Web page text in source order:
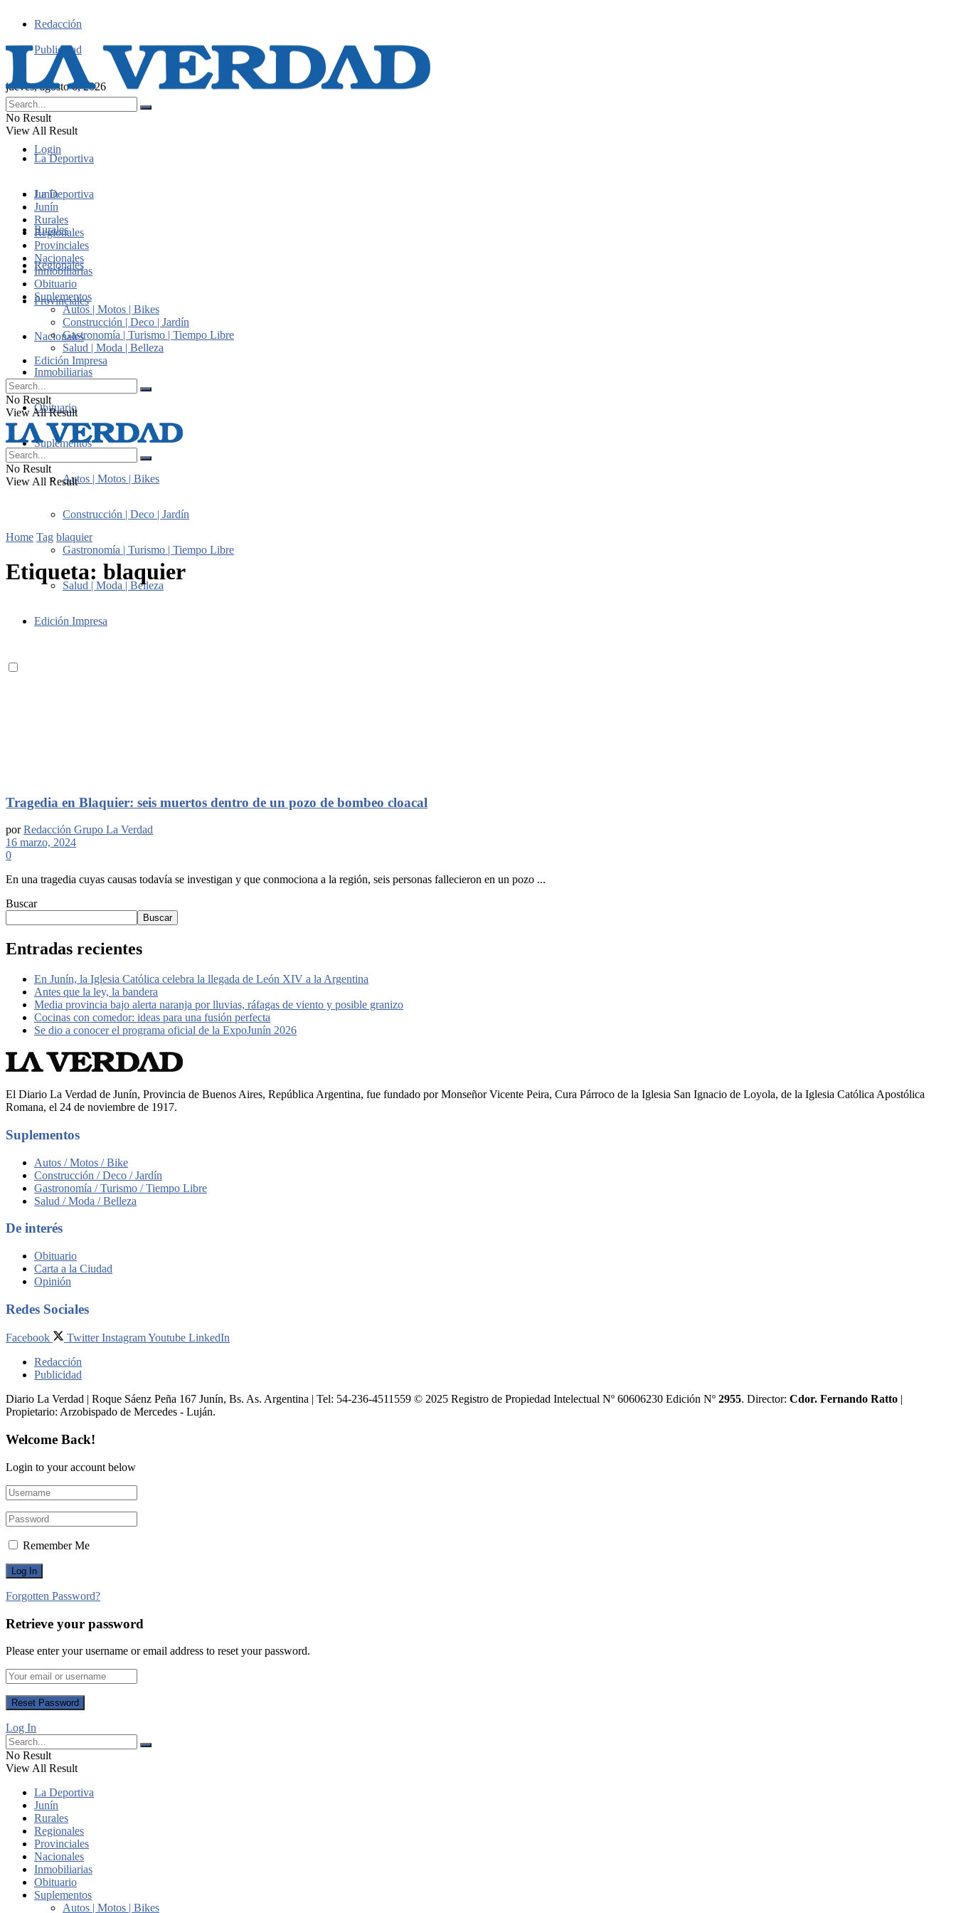
Redacción
Publicidad
jueves, agosto 6, 2026
Login
No Result
View All Result
La Deportiva
Junín
Rurales
Regionales
Provinciales
Nacionales
Inmobiliarias
Obituario
Suplementos
Autos | Motos | Bikes
Construcción | Deco | Jardín
Gastronomía | Turismo | Tiempo Libre
Salud | Moda | Belleza
Edición Impresa
La Deportiva
Junín
Rurales
Regionales
Provinciales
Nacionales
Inmobiliarias
Obituario
Suplementos
Autos | Motos | Bikes
Construcción | Deco | Jardín
Gastronomía | Turismo | Tiempo Libre
Salud | Moda | Belleza
Edición Impresa
No Result
View All Result
No Result
View All Result
Home Tag blaquier
Etiqueta: blaquier
Tragedia en Blaquier: seis muertos dentro de un pozo de bombeo cloacal
por Redacción Grupo La Verdad
16 marzo, 2024
0
En una tragedia cuyas causas todavía se investigan y que conmociona a la región, seis personas fallecieron en un pozo ...
Buscar
Buscar
Entradas recientes
En Junín, la Iglesia Católica celebra la llegada de León XIV a la Argentina
Antes que la ley, la bandera
Media provincia bajo alerta naranja por lluvias, ráfagas de viento y posible granizo
Cocinas con comedor: ideas para una fusión perfecta
Se dio a conocer el programa oficial de la ExpoJunín 2026
El Diario La Verdad de Junín, Provincia de Buenos Aires, República Argentina, fue fundado por Monseñor Vicente Peira, Cura Párroco de la Iglesia San Ignacio de Loyola, de la Iglesia Católica Apostólica
Romana, el 24 de noviembre de 1917.
Suplementos
Autos / Motos / Bike
Construcción / Deco / Jardín
Gastronomía / Turismo / Tiempo Libre
Salud / Moda / Belleza
De interés
Obituario
Carta a la Ciudad
Opinión
Redes Sociales
Facebook Twitter InstagramYoutube LinkedIn
Redacción
Publicidad
Diario La Verdad | Roque Sáenz Peña 167 Junín, Bs. As. Argentina | Tel: 54-236-4511559 © 2025 Registro de Propiedad Intelectual Nº 60606230 Edición Nº 2955. Director:​ Cdor. Fernando Ratto |
Propietario:​ Arzobispado de Mercedes - Luján.
Welcome Back!
Login to your account below
Remember Me
Forgotten Password?
Retrieve your password
Please enter your username or email address to reset your password.
Log In
No Result
View All Result
La Deportiva
Junín
Rurales
Regionales
Provinciales
Nacionales
Inmobiliarias
Obituario
Suplementos
Autos | Motos | Bikes